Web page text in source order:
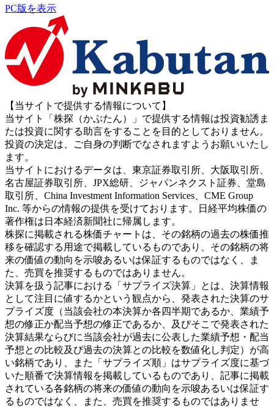
PC版を表示
【当サイトで提供する情報について】
当サイト「株探（かぶたん）」で提供する情報は投資勧誘ま
たは投資に関する助言をすることを目的としておりません。
投資の決定は、ご自身の判断でなされますようお願いいたし
ます。
当サイトにおけるデータは、東京証券取引所、大阪取引所、
名古屋証券取引所、JPX総研、ジャパンネクスト証券、堂島
取引所、China Investment Information Services、CME Group
Inc. 等からの情報の提供を受けております。日経平均株価の
著作権は日本経済新聞社に帰属します。
株探に掲載される株価チャートは、その銘柄の過去の株価推
移を確認する用途で掲載しているものであり、その銘柄の将
来の価値の動向を示唆あるいは保証するものではなく、ま
た、売買を推奨するものではありません。
決算を扱う記事における「サプライズ決算」とは、決算情報
として注目に値するかという観点から、発表された決算のサ
プライズ度（当該会社の本決算か各四半期であるか、業績予
想の修正か配当予想の修正であるか、及びそこで発表された
決算結果ならびに当該会社が過去に公表した業績予想・配当
予想との比較及び過去の決算との比較を数値化し判定）が高
い銘柄であり、また「サプライズ順」はサプライズ度に基づ
いた順番で決算情報を掲載しているものであり、記事に掲載
されている各銘柄の将来の価値の動向を示唆あるいは保証す
るものではなく、また、売買を推奨するものではありませ